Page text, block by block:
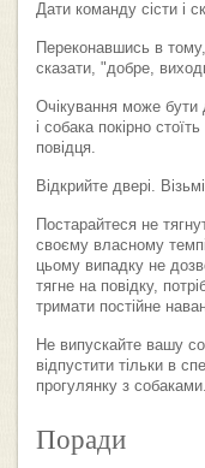
Дати команду сісти і
Переконавшись в
сказати, "добре,
Очікування може бути
і собака покірно
повідця.
Відкрийте двері.
Постарайтеся не
своєму власному
цьому випадку не
тягне на повідку,
тримати постійне
Не випускайте вашу
відпустити тільки в
прогулянку з собаками.
Поради